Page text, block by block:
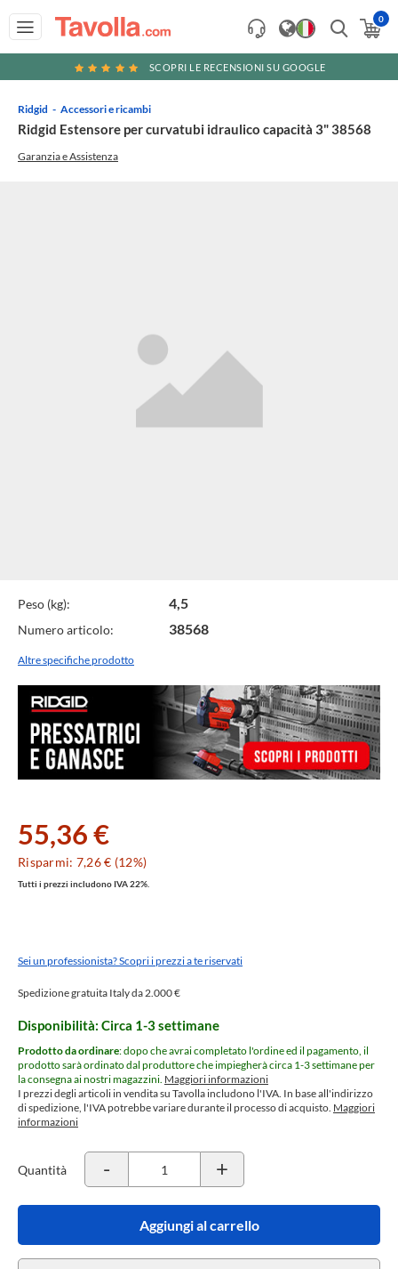
0
SCOPRI LE RECENSIONI SU GOOGLE
Ridgid Accessori e ricambi
Ridgid Estensore per curvatubi idraulico capacità 3" 38568
Garanzia e Assistenza
Specifiche
Tecniche
Peso (kg): 4,5
Numero articolo: 38568
Altre specifiche prodotto
55,36 €
Risparmi: 7,26 € (12%)
Tutti i prezzi includono IVA 22%.
Sei un professionista? Scopri i prezzi a te riservati
Spedizione gratuita Italy da 2.000 €
Disponibilità: Circa 1-3 settimane
Prodotto da ordinare: dopo che avrai completato l'ordine ed il pagamento, il
prodotto sarà ordinato dal produttore che impiegherà circa 1-3 settimane per
la consegna ai nostri magazzini. Maggiori informazioni
I prezzi degli articoli in vendita su Tavolla includono l'IVA. In base all'indirizzo
di spedizione, l'IVA potrebbe variare durante il processo di acquisto. Maggiori
informazioni
Quantità - +
Aggiungi al carrello